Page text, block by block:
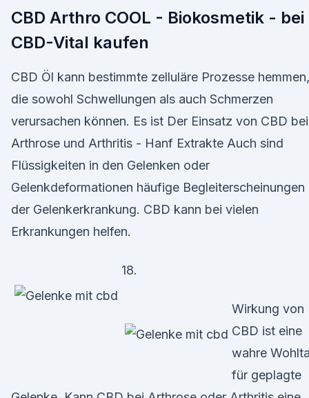
CBD Arthro COOL - Biokosmetik - bei
CBD-Vital kaufen
CBD Öl kann bestimmte zelluläre Prozesse hemmen,
die sowohl Schwellungen als auch Schmerzen
verursachen können. Es ist Der Einsatz von CBD bei
Arthrose und Arthritis - Hanf Extrakte Auch sind
Flüssigkeiten in den Gelenken oder
Gelenkdeformationen häufige Begleiterscheinungen
der Gelenkerkrankung. CBD kann bei vielen
Erkrankungen helfen.
18.
Wirkung von
CBD ist eine
wahre
für geplagte